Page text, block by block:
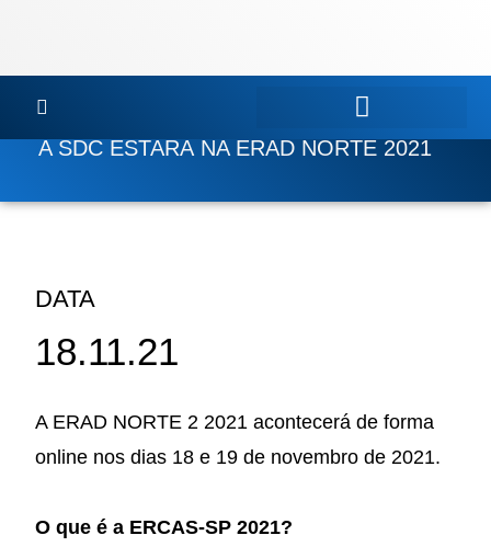
o
conteúdo
A SDC ESTARÁ NA ERAD NORTE 2021
DATA
18.11.21
A ERAD NORTE 2 2021 acontecerá de forma
online nos dias 18 e 19 de novembro de 2021.
O que é a ERCAS-SP 2021?